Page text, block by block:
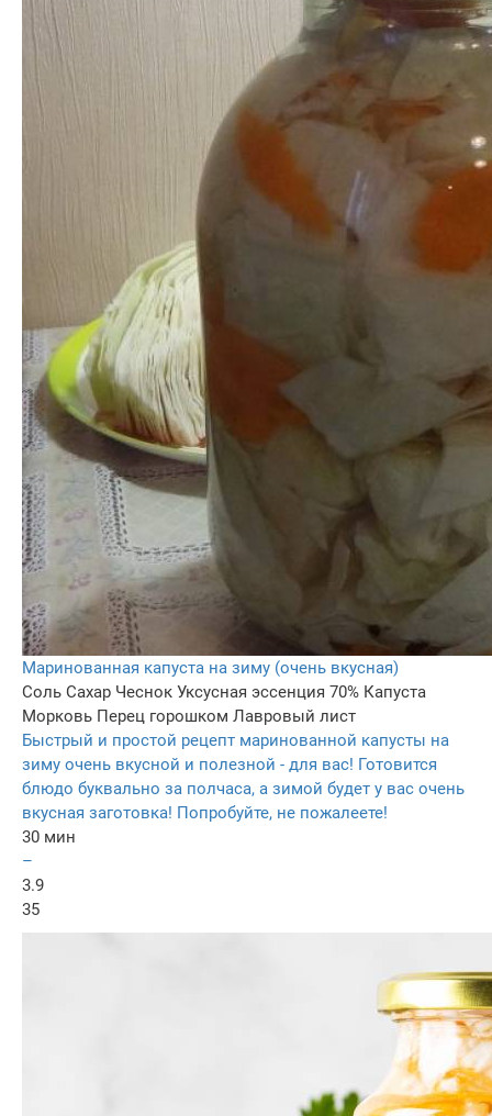
Маринованная капуста на зиму (очень вкусная)
Соль Сахар Чеснок Уксусная эссенция 70% Капуста
Морковь Перец горошком Лавровый лист
Быстрый и простой рецепт маринованной капусты на
зиму очень вкусной и полезной - для вас! Готовится
блюдо буквально за полчаса, а зимой будет у вас очень
вкусная заготовка! Попробуйте, не пожалеете!
30 мин
–
3.9
35